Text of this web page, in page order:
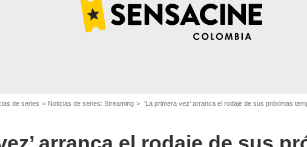
de series Noticias de series: Streaming 'La primera vez’ arranca el rodaje de sus próximas